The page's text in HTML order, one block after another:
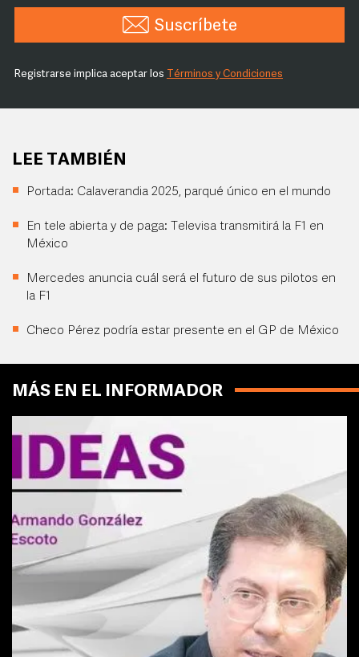
Suscríbete
Registrarse implica aceptar los Términos y Condiciones
LEE TAMBIÉN
Portada: Calaverandia 2025, parqué único en el mundo
En tele abierta y de paga: Televisa transmitirá la F1 en
México
Mercedes anuncia cuál será el futuro de sus pilotos en
la F1
Checo Pérez podría estar presente en el GP de México
MÁS EN EL INFORMADOR